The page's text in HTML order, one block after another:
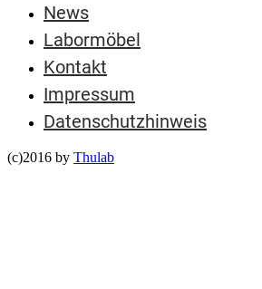
News
Labormöbel
Kontakt
Impressum
Datenschutzhinweis
(c)2016 by Thulab